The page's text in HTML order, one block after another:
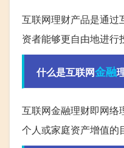
互联网理财产品是通过
资者能够更自由地进行
什么是互联网金融
互联网金融理财即网络
个人或家庭资产增值的